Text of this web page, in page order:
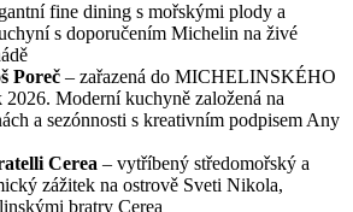
fine dining s mořskými plody a
s doporučením Michelin na živé
Poreč – zařazená do MICHELINSKÉHO
Moderní kuchyně založená na
a sezónnosti s kreativním podpisem Any
Cerea – vytříbený středomořský a
zážitek na ostrově Sveti Nikola,
bratry Cerea